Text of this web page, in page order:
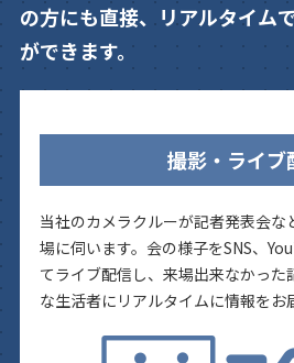
の方にも直接、リアルタイム
ができます。
撮影・ライブ
当社のカメラクルーが記者発表会な
場に伺います。会の様子をSNS、
てライブ配信し、来場出来なかった
な生活者にリアルタイムに情報をお